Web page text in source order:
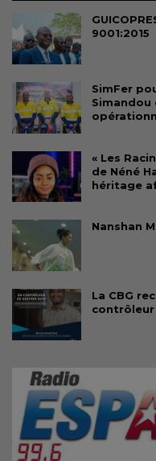
9001:2015
SimFer
Simandou
« Les
de Néné
héritage
Nanshan
La CBG
contrôleur